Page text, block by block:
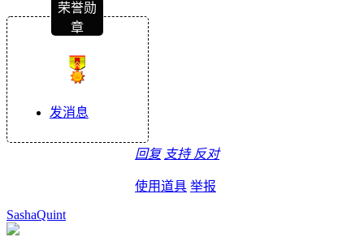
荣誉勋
章
发消息
回复 支持 反对
使用道具 举报
SashaQuint